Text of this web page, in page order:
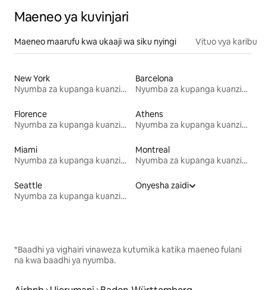
Maeneo ya kuvinjari
Maeneo maarufu kwa ukaaji wa siku nyingi Vituo vya karibu
New York
Nyumba za kupanga kuanzia mwezi mmoja
Barcelona
Nyumba za kupanga kuanzia mwezi mmoja
Florence
Nyumba za kupanga kuanzia mwezi mmoja
Athens
Nyumba za kupanga kuanzia mwezi mmoja
Miami
Nyumba za kupanga kuanzia mwezi mmoja
Montreal
Nyumba za kupanga kuanzia mwezi mmoja
Seattle
Nyumba za kupanga kuanzia mwezi mmoja
Onyesha zaidi
*Baadhi ya vighairi vinaweza kutumika katika maeneo fulani
na kwa baadhi ya nyumba.